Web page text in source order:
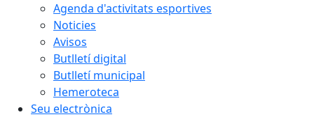
Agenda d'activitats esportives
Noticies
Avisos
Butlletí digital
Butlletí municipal
Hemeroteca
Seu electrònica